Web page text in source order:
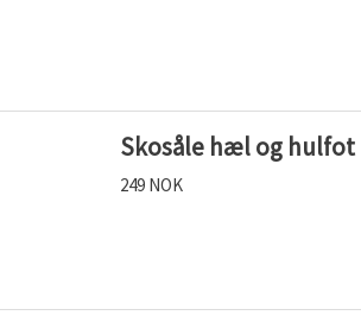
Skosåle hæl og hulfot
249 NOK